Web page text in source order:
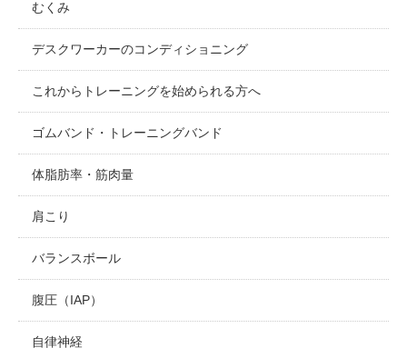
むくみ
デスクワーカーのコンディショニング
これからトレーニングを始められる方へ
ゴムバンド・トレーニングバンド
体脂肪率・筋肉量
肩こり
バランスボール
腹圧（IAP）
自律神経